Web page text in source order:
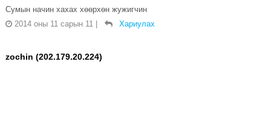
Сумын начин хахах хөөрхөн жужигчин
2014 оны 11 сарын 11
Хариулах
zochin (202.179.20.224)